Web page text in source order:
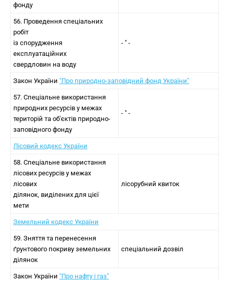
фонду
56. Проведення спеціальних
робіт
із спорудження
експлуатаційних
свердловин на воду
- " -
Закон України "Про природно-заповідний фонд України"
57. Спеціальне використання
природних ресурсів у межах
територій та об'єктів природно-
заповідного фонду
- " -
Лісовий кодекс України
58. Спеціальне використання
лісових ресурсів у межах
лісових
ділянок, виділених для цієї
мети
лісорубний квиток
Земельний кодекс України
59. Зняття та перенесення
ґрунтового покриву земельних
ділянок
спеціальний дозвіл
Закон України "Про нафту і газ"